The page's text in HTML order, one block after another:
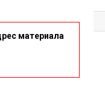
материала